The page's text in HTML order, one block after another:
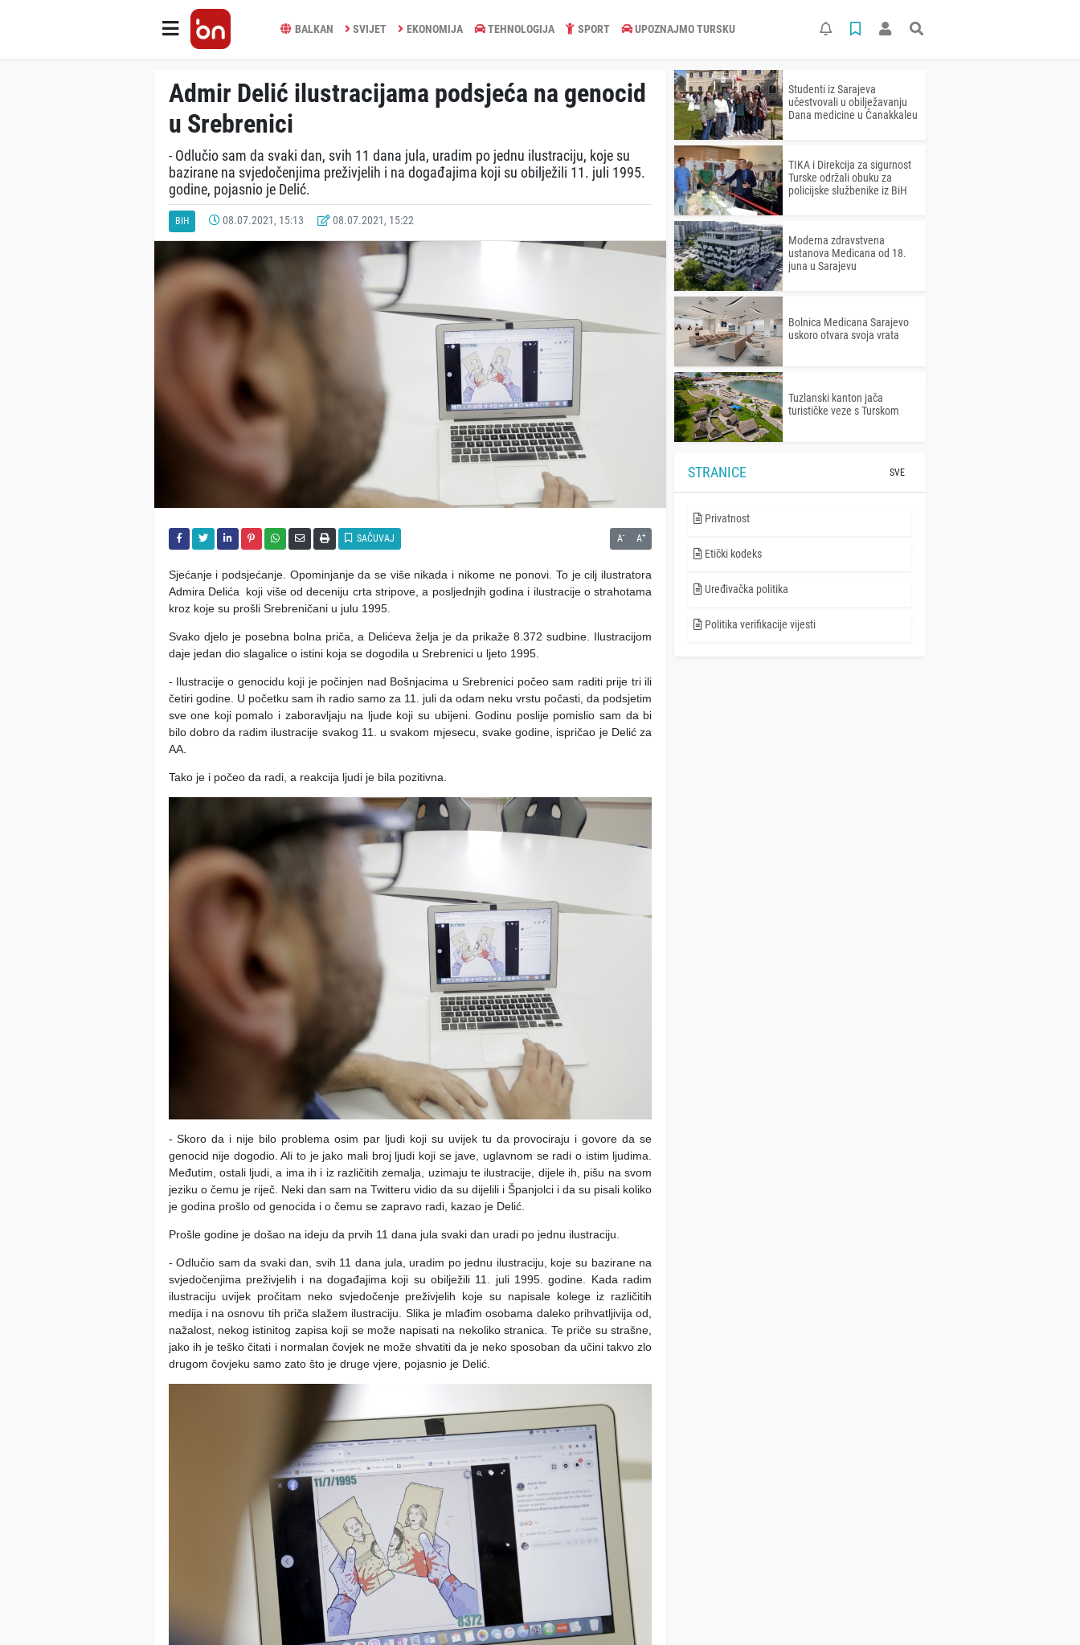
BALKAN SVIJET EKONOMIJA TEHNOLOGIJA SPORT UPOZNAJMO TURSKU
Admir Delić ilustracijama podsjeća na genocid
u Srebrenici
- Odlučio sam da svaki dan, svih 11 dana jula, uradim po jednu ilustraciju, koje su
bazirane na svjedočenjima preživjelih i na događajima koji su obilježili 11. juli 1995.
godine, pojasnio je Delić.
BIH 08.07.2021, 15:13 08.07.2021, 15:22
SAČUVAJ A- A+
Sjećanje i podsjećanje. Opominjanje da se više nikada i nikome ne ponovi. To je cilj ilustratora
Admira Delića koji više od deceniju crta stripove, a posljednjih godina i ilustracije o strahotama
kroz koje su prošli Srebreničani u julu 1995.
Svako djelo je posebna bolna priča, a Delićeva želja je da prikaže 8.372 sudbine. Ilustracijom
daje jedan dio slagalice o istini koja se dogodila u Srebrenici u ljeto 1995.
- Ilustracije o genocidu koji je počinjen nad Bošnjacima u Srebrenici počeo sam raditi prije tri ili
četiri godine. U početku sam ih radio samo za 11. juli da odam neku vrstu počasti, da podsjetim
sve one koji pomalo i zaboravljaju na ljude koji su ubijeni. Godinu poslije pomislio sam da bi
bilo dobro da radim ilustracije svakog 11. u svakom mjesecu, svake godine, ispričao je Delić za
AA.
Tako je i počeo da radi, a reakcija ljudi je bila pozitivna.
- Skoro da i nije bilo problema osim par ljudi koji su uvijek tu da provociraju i govore da se
genocid nije dogodio. Ali to je jako mali broj ljudi koji se jave, uglavnom se radi o istim ljudima.
Međutim, ostali ljudi, a ima ih i iz različitih zemalja, uzimaju te ilustracije, dijele ih, pišu na svom
jeziku o čemu je riječ. Neki dan sam na Twitteru vidio da su dijelili i Španjolci i da su pisali koliko
je godina prošlo od genocida i o čemu se zapravo radi, kazao je Delić.
Prošle godine je došao na ideju da prvih 11 dana jula svaki dan uradi po jednu ilustraciju.
- Odlučio sam da svaki dan, svih 11 dana jula, uradim po jednu ilustraciju, koje su bazirane na
svjedočenjima preživjelih i na događajima koji su obilježili 11. juli 1995. godine. Kada radim
ilustraciju uvijek pročitam neko svjedočenje preživjelih koje su napisale kolege iz različitih
medija i na osnovu tih priča slažem ilustraciju. Slika je mlađim osobama daleko prihvatljivija od,
nažalost, nekog istinitog zapisa koji se može napisati na nekoliko stranica. Te priče su strašne,
jako ih je teško čitati i normalan čovjek ne može shvatiti da je neko sposoban da učini takvo zlo
drugom čovjeku samo zato što je druge vjere, pojasnio je Delić.
Studenti iz Sarajeva
učestvovali u obilježavanju
Dana medicine u Čanakkaleu
TIKA i Direkcija za sigurnost
Turske održali obuku za
policijske službenike iz BiH
Moderna zdravstvena
ustanova Medicana od 18.
juna u Sarajevu
Bolnica Medicana Sarajevo
uskoro otvara svoja vrata
Tuzlanski kanton jača
turističke veze s Turskom
STRANICE SVE
Privatnost
Etički kodeks
Uređivačka politika
Politika verifikacije vijesti